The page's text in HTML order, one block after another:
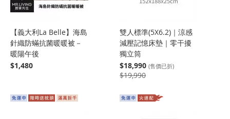
【義大利La Belle】海島
針織防蟎抗菌暖暖被－
暖陽午後
$1,480
雙人標準(5X6.2)｜涼感
減壓記憶床墊｜零干擾
獨立筒
$18,990 (售價已折)
$19,990